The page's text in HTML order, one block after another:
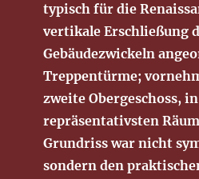
typisch für die
vertikale Erschließung
Gebäudezwickeln
Treppentürme;
zweite Obergeschoss,
repräsentativsten
Grundriss war nicht
sondern den